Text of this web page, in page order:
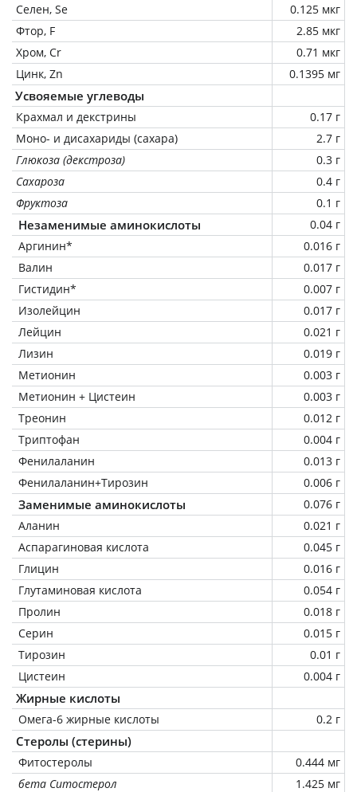
Селен, Se
0.125 мкг
Фтор, F
2.85 мкг
Хром, Cr
0.71 мкг
Цинк, Zn
0.1395 мг
Усвояемые углеводы
Крахмал и декстрины
0.17 г
Моно- и дисахариды (сахара)
2.7 г
Глюкоза (декстроза)
0.3 г
Сахароза
0.4 г
Фруктоза
0.1 г
Незаменимые аминокислоты
0.04 г
Аргинин*
0.016 г
Валин
0.017 г
Гистидин*
0.007 г
Изолейцин
0.017 г
Лейцин
0.021 г
Лизин
0.019 г
Метионин
0.003 г
Метионин + Цистеин
0.003 г
Треонин
0.012 г
Триптофан
0.004 г
Фенилаланин
0.013 г
Фенилаланин+Тирозин
0.006 г
Заменимые аминокислоты
0.076 г
Аланин
0.021 г
Аспарагиновая кислота
0.045 г
Глицин
0.016 г
Глутаминовая кислота
0.054 г
Пролин
0.018 г
Серин
0.015 г
Тирозин
0.01 г
Цистеин
0.004 г
Жирные кислоты
Омега-6 жирные кислоты 0.2 г
Стеролы (стерины)
Фитостеролы
0.444 мг
бета Ситостерол
1.425 мг